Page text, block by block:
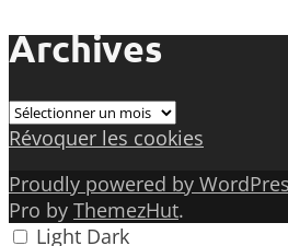
Archives
Archives
Révoquer les cookies
Proudly powered by
Pro by ThemezHut.
Light Dark